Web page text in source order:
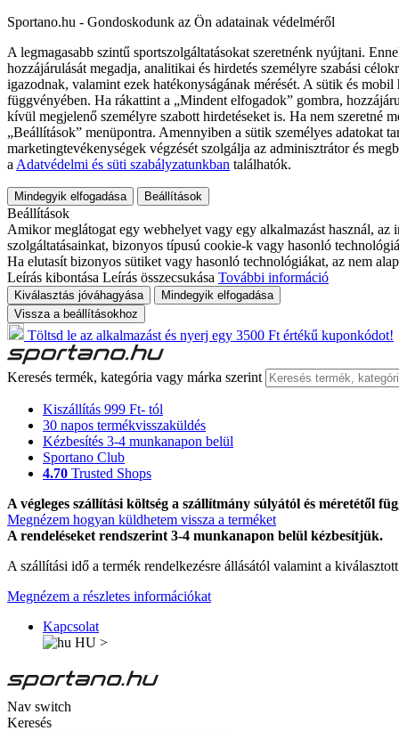
Sportano.hu - Gondoskodunk az Ön adatainak védelméről
A legmagasabb szintű sportszolgáltatásokat szeretnénk nyújtani.
hozzájárulását megadja, analitikai és hirdetés személyre szabási
igazodnak, valamint ezek hatékonyságának mérését. A sütik és
függvényében. Ha rákattint a „Mindent elfogadok” gombra,
kívül megjelenő személyre szabott hirdetéseket is. Ha nem szeretné
„Beállítások” menüpontra. Amennyiben a sütik személyes adatokat
marketingtevékenységek végzését szolgálja az adminisztrátor és
a Adatvédelmi és süti szabályzatunkban találhatók.
Mindegyik elfogadása Beállítások
Beállítások
Amikor meglátogat egy webhelyet vagy egy alkalmazást használ,
szolgáltatásainkat, bizonyos típusú cookie-k vagy hasonló
Ha elutasít bizonyos sütiket vagy hasonló technológiákat, az nem
Leírás kibontása Leírás összecsukása További információ
Kiválasztás jóváhagyása
Mindegyik elfogadása
Vissza a beállításokhoz
Töltsd le az alkalmazást és nyerj egy 3500 Ft értékű kuponkódot!
Keresés termék, kategória vagy márka szerint
Kiszállítás 999 Ft- tól
30 napos termékvisszaküldés
Kézbesítés 3-4 munkanapon belül
Sportano Club
4.70 Trusted Shops
A végleges szállítási költség a szállítmány súlyától és méretétől
Megnézem hogyan küldhetem vissza a terméket
A rendeléseket rendszerint 3-4 munkanapon belül kézbesítjük.
A szállítási idő a termék rendelkezésre állásától valamint a
Megnézem a részletes információkat
Kapcsolat
HU >
Nav switch
Keresés